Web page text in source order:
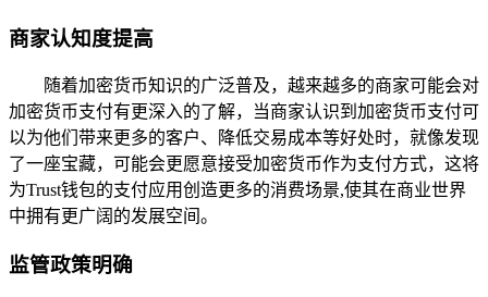
商家认知度提高
随着加密货币知识的广泛普及，越来越多的商家可能会对
加密货币支付有更深入的了解，当商家认识到加密货币支付可
以为他们带来更多的客户、降低交易成本等好处时，就像发现
了一座宝藏，可能会更愿意接受加密货币作为支付方式，这将
为Trust钱包的支付应用创造更多的消费场景,使其在商业世界
中拥有更广阔的发展空间。
监管政策明确